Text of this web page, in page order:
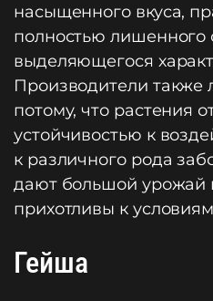
насыщенного вкуса,
полностью лишенного
выделяющегося
Производители также
потому, что растения
устойчивостью к
к различного рода
дают большой урожай
прихотливы к
Гейша